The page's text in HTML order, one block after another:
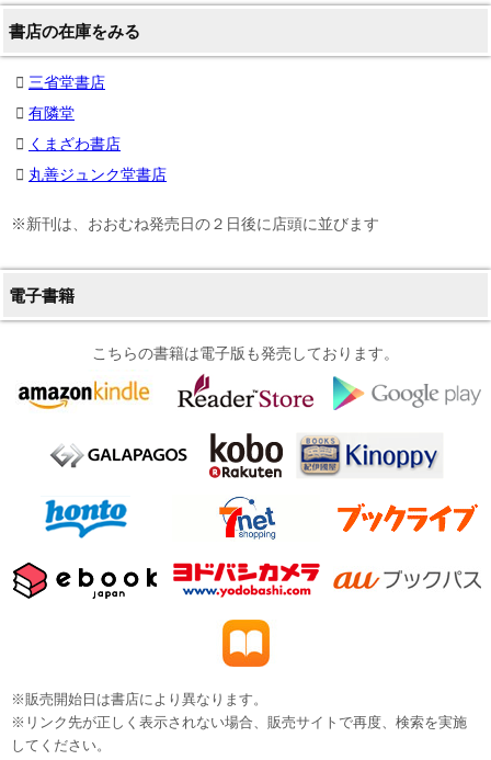
書店の在庫をみる
三省堂書店
有隣堂
くまざわ書店
丸善ジュンク堂書店
※新刊は、おおむね発売日の２日後に店頭に並びます
電子書籍
こちらの書籍は電子版も発売しております。
※販売開始日は書店により異なります。
※リンク先が正しく表示されない場合、販売サイトで再度、検索を実施
してください。